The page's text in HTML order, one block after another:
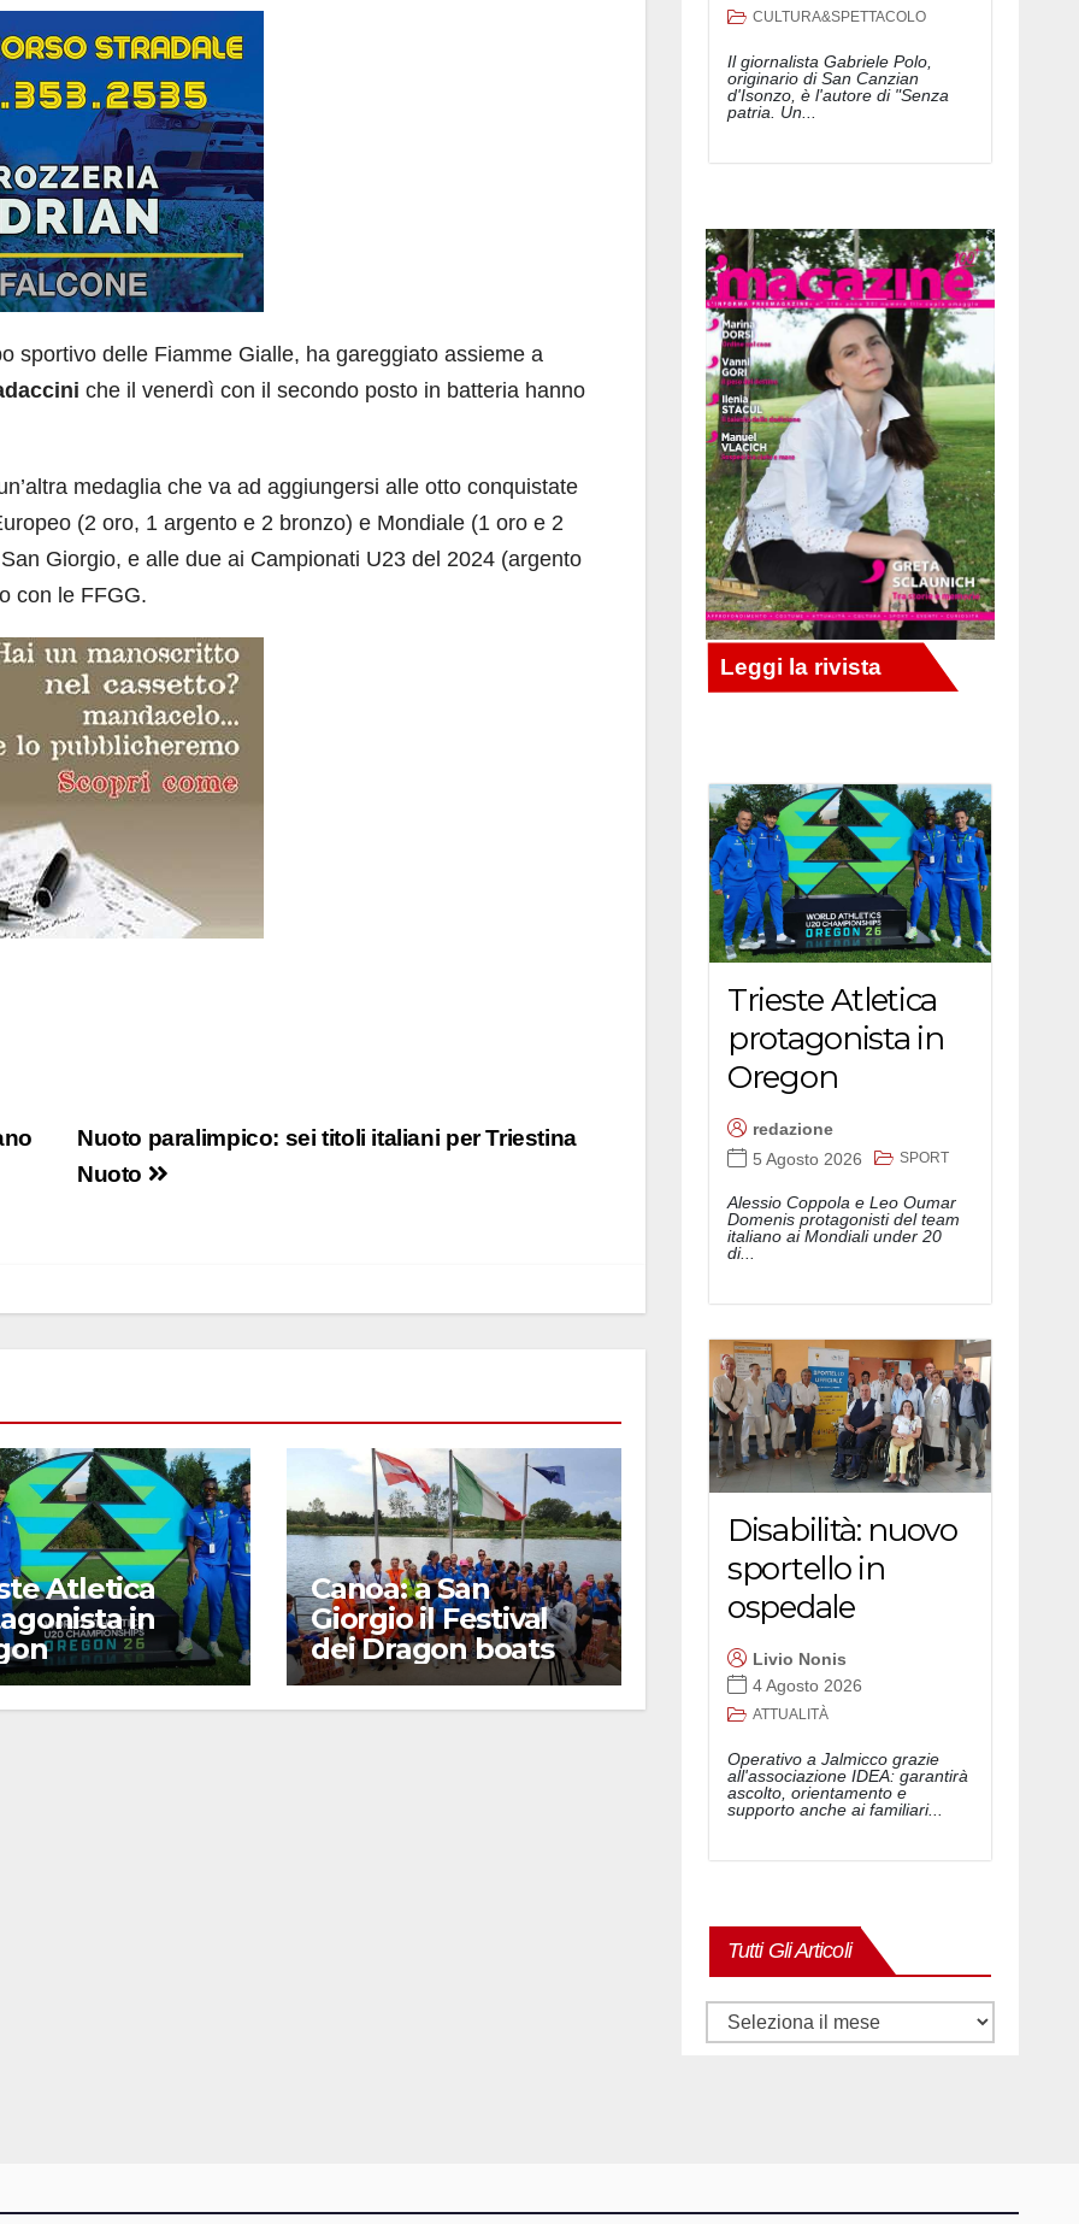
sportivo delle Fiamme Gialle, ha gareggiato assieme a
che il venerdì con il secondo posto in batteria hanno
medaglia che va ad aggiungersi alle otto conquistate
(2 oro, 1 argento e 2 bronzo) e Mondiale (1 oro e 2
Giorgio, e alle due ai Campionati U23 del 2024 (argento
con le FFGG.
Nuoto paralimpico: sei titoli italiani per Triestina
Nuoto
Atletica
in
Canoa: a San
Giorgio il Festival
dei Dragon boats
CULTURA&SPETTACOLO
Il giornalista Gabriele Polo,
originario di San Canzian
d'Isonzo, è l'autore di "Senza
patria. Un...
Trieste Atletica
protagonista in
Oregon
redazione
5 Agosto 2026
SPORT
Alessio Coppola e Leo Oumar
Domenis protagonisti del team
italiano ai Mondiali under 20
di...
Disabilità: nuovo
sportello in
ospedale
Livio Nonis
4 Agosto 2026
ATTUALITÀ
Operativo a Jalmicco grazie
all'associazione IDEA: garantirà
ascolto, orientamento e
supporto anche ai familiari...
Tutti Gli Articoli
Tutti